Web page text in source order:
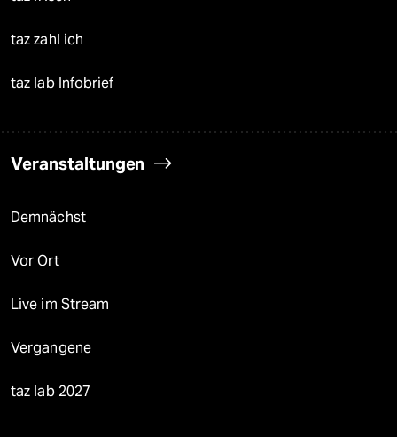
taz zahl ich
taz lab Infobrief
Veranstaltungen
Demnächst
Vor Ort
Live im Stream
Vergangene
taz lab 2027